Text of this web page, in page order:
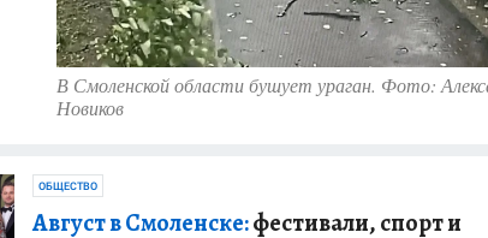
В Смоленской области бушует ураган. Фото:
Новиков
ОБЩЕСТВО
Август в Смоленске:фестивали, спорт и